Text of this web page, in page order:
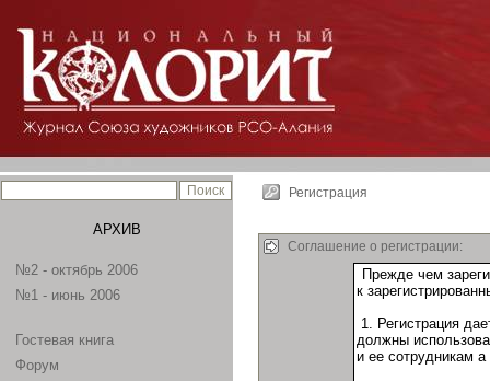
АРХИВ
№2 - октябрь 2006
№1 - июнь 2006
Гостевая книга
Форум
Регистрация
Соглашение о регистрации: